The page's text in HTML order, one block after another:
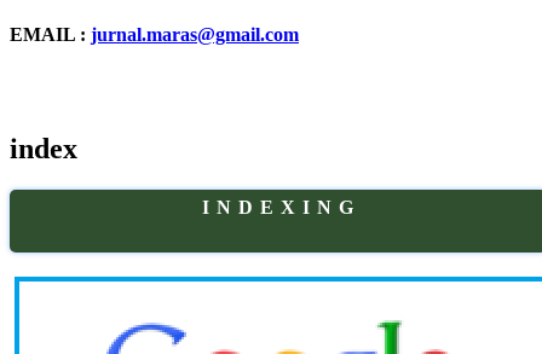
EMAIL : jurnal.maras@gmail.com
index
I N D E X I N G